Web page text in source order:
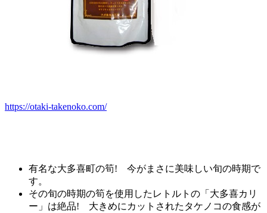
https://otaki-takenoko.com/
有名な大多喜町の筍! 今がまさに美味しい旬の時期で
す。
その旬の時期の筍を使用したレトルトの「大多喜カリ
ー」は絶品! 大きめにカットされたタケノコの食感が